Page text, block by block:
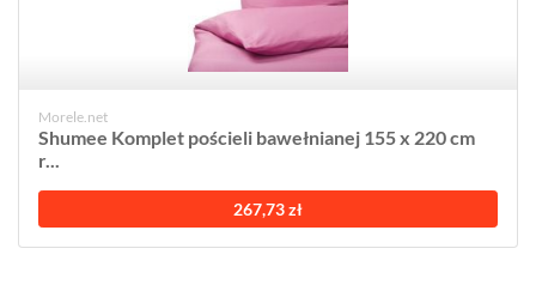
Morele.net
Shumee Komplet pościeli bawełnianej 155 x 220 cm
r...
267,73 zł